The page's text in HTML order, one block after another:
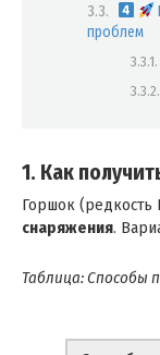
проблем
1. Как
Горшок (редкость
снаряжения.
Таблица: Способы